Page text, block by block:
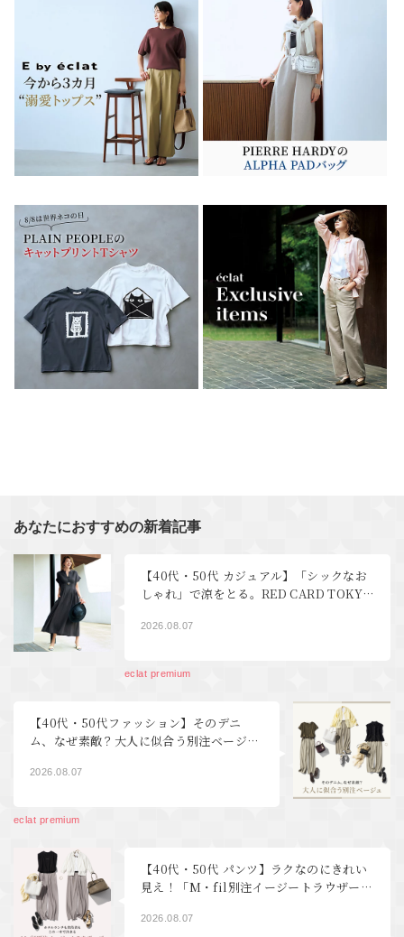
あなたにおすすめの新着記事
【40代・50代 カジュアル】「シックなお
しゃれ」で涼をとる。RED CARD TOKYO
月号特集
2026.08.07
eclat premium
【40代・50代ファッション】そのデニ
ム、なぜ素敵？大人に似合う別注ベージ
2026.08.07
eclat premium
【40代・50代 パンツ】ラクなのにきれい
見え！「M・fil別注イージートラウザー
2026.08.07